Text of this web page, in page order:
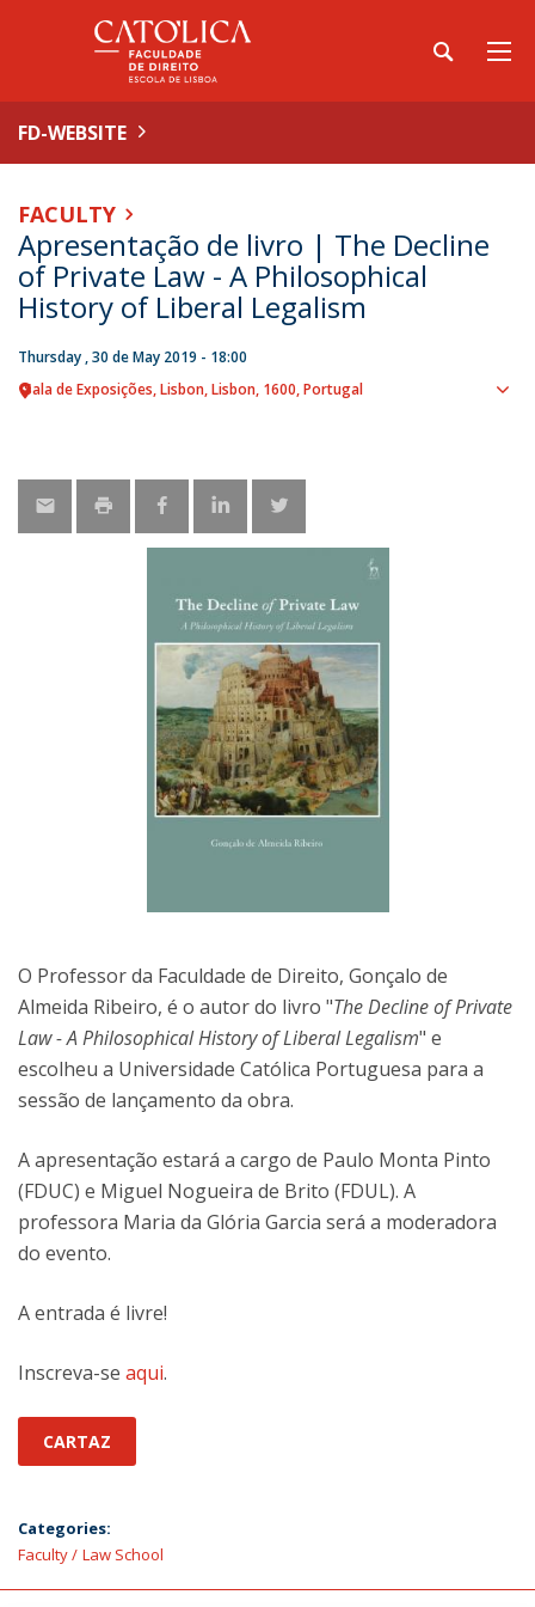
FD-WEBSITE
FACULTY
Apresentação de livro | The Decline
of Private Law - A Philosophical
History of Liberal Legalism
Thursday , 30 de May 2019 - 18:00
Sala de Exposições Lisbon Lisbon 1600 Portugal
O Professor da Faculdade de Direito, Gonçalo de
Almeida Ribeiro, é o autor do livro "The Decline of Private
Law - A Philosophical History of Liberal Legalism" e
escolheu a Universidade Católica Portuguesa para a
sessão de lançamento da obra.
A apresentação estará a cargo de Paulo Monta Pinto
(FDUC) e Miguel Nogueira de Brito (FDUL). A
professora Maria da Glória Garcia será a moderadora
do evento.
A entrada é livre!
Inscreva-se aqui.
CARTAZ
Categories:
Faculty
Law School